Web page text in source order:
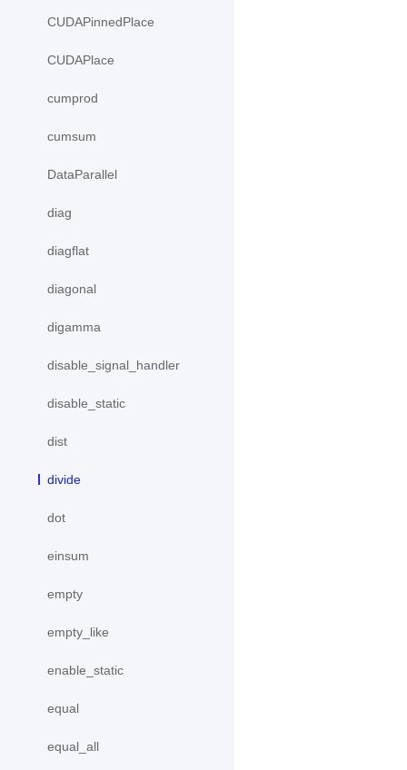
CUDAPinnedPlace
CUDAPlace
cumprod
cumsum
DataParallel
diag
diagflat
diagonal
digamma
disable_signal_handler
disable_static
dist
divide
dot
einsum
empty
empty_like
enable_static
equal
equal_all